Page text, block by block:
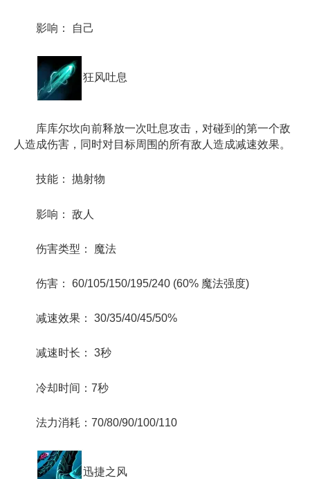
影响： 自己
狂风吐息
库库尔坎向前释放一次吐息攻击，对碰到的第一个敌
人造成伤害，同时对目标周围的所有敌人造成减速效果。
技能： 抛射物
影响： 敌人
伤害类型： 魔法
伤害： 60/105/150/195/240 (60% 魔法强度)
减速效果： 30/35/40/45/50%
减速时长： 3秒
冷却时间：7秒
法力消耗：70/80/90/100/110
迅捷之风